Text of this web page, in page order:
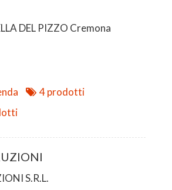
DEL PIZZO Cremona
4 prodotti
S.R.L.